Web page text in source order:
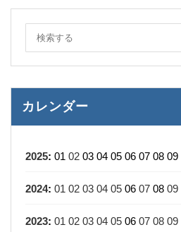
カレンダー
2025: 01 02 03 04 05 06 07 08 09
2024: 01 02 03 04 05 06 07 08 09
2023: 01 02 03 04 05 06 07 08 09